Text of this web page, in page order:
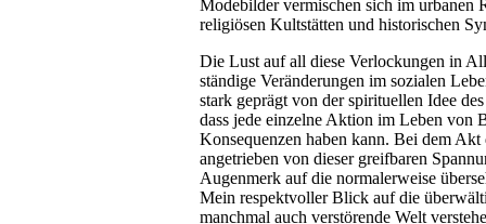
Modebilder vermischen sich im urbanen
religiösen Kultstätten und historischen
Die Lust auf all diese Verlockungen in
ständige Veränderungen im sozialen
stark geprägt von der spirituellen Idee
dass jede einzelne Aktion im Leben von
Konsequenzen haben kann. Bei dem
angetrieben von dieser greifbaren
Augenmerk auf die normalerweise
Mein respektvoller Blick auf die
manchmal auch verstörende Welt